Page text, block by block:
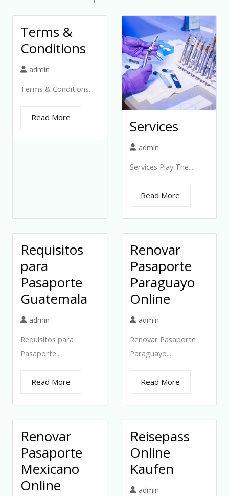
Terms &
Conditions
admin
Terms & Conditions...
Read More Services
admin
Services Play The...
Read More
Requisitos
para
Pasaporte
Guatemala
admin
Requisitos para
Pasaporte...
Read More
Renovar
Pasaporte
Paraguayo
Online
admin
Renovar Pasaporte
Paraguayo...
Read More
Renovar
Pasaporte
Mexicano
Online
Reisepass
Online
Kaufen
admin